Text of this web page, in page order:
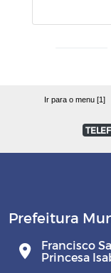
Ir para o menu [1]
Prefeitura
Francisco
Princesa